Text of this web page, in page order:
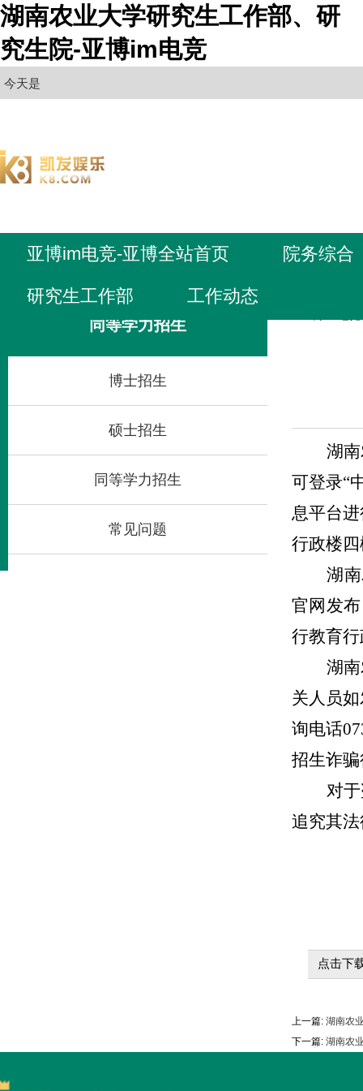
湖南农业大学研究生工作部、研
究生院-亚博im电竞
今天是
亚博im电竞-亚博全站首页 院务综合
研究生工作部 工作动态
同等学力招生
博士招生
硕士招生
同等学力招生
常见问题
湖
可登录“
息平台
行政楼
湖
官网发布
行教育
湖
关人员
询电话
招生诈
对
追究其
点击下
上一篇: 湖南农
下一篇: 湖南农